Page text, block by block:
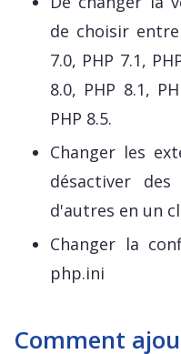
de choisir entre
7.0, PHP 7.1,
8.0, PHP 8.1,
PHP 8.5.
Changer les
désactiver
d'autres en un
Changer la
php.ini
Comment